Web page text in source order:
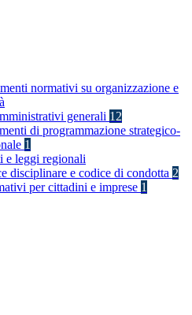
normativi su organizzazione e
generali 12
di programmazione strategico-
1
e leggi regionali
disciplinare e codice di condotta 2
per cittadini e imprese 1